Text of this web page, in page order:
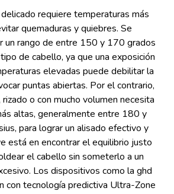
requiere temperaturas más
quemaduras y quiebres. Se
un rango de entre 150 y 170 grados
de cabello, ya que una exposición
elevadas puede debilitar la
puntas abiertas. Por el contrario,
o con mucho volumen necesita
altas, generalmente entre 180 y
para lograr un alisado efectivo y
está en encontrar el equilibrio justo
el cabello sin someterlo a un
Los dispositivos como la ghd
con tecnología predictiva Ultra-Zone